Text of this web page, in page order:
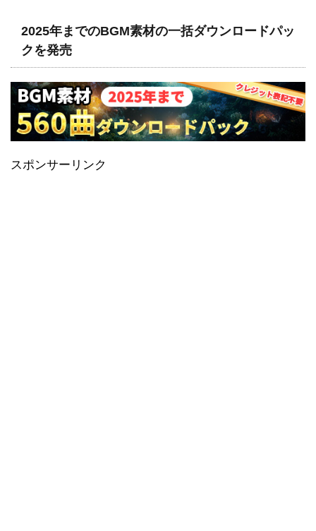
2025年までのBGM素材の一括ダウンロードパッ
クを発売
スポンサーリンク